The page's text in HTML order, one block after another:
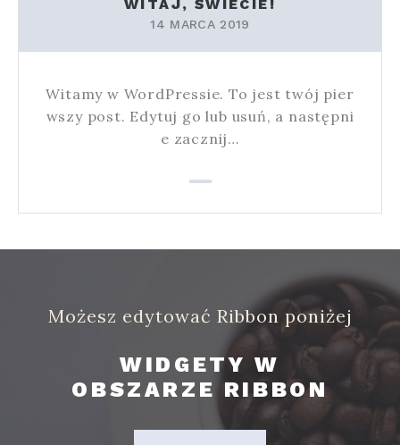
WITAJ, ŚWIECIE!
14 MARCA 2019
Witamy w WordPressie. To jest twój pier
wszy post. Edytuj go lub usuń, a następni
e zacznij…
Możesz edytować Ribbon poniżej
WIDGETY W
OBSZARZE RIBBON